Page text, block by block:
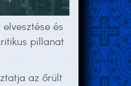
és
pillanat
az őrült